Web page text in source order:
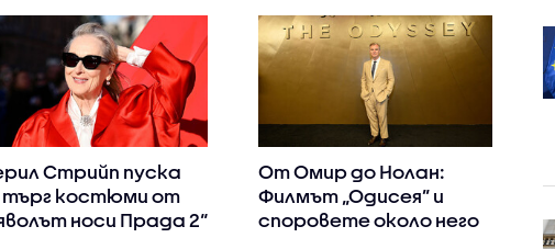
Стрийп пуска
търг костюми от
носи Прада 2“
От Омир до Нолан:
Филмът „Одисея” и
споровете около него